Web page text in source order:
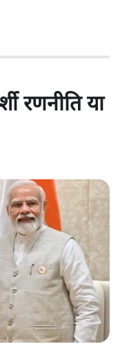
रणनीति या